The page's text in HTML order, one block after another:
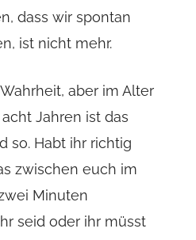
dass wir spontan
ist nicht mehr.
aber im Alter
Jahren ist das
so. Habt ihr richtig
zwischen euch im
Minuten
seid oder ihr müsst